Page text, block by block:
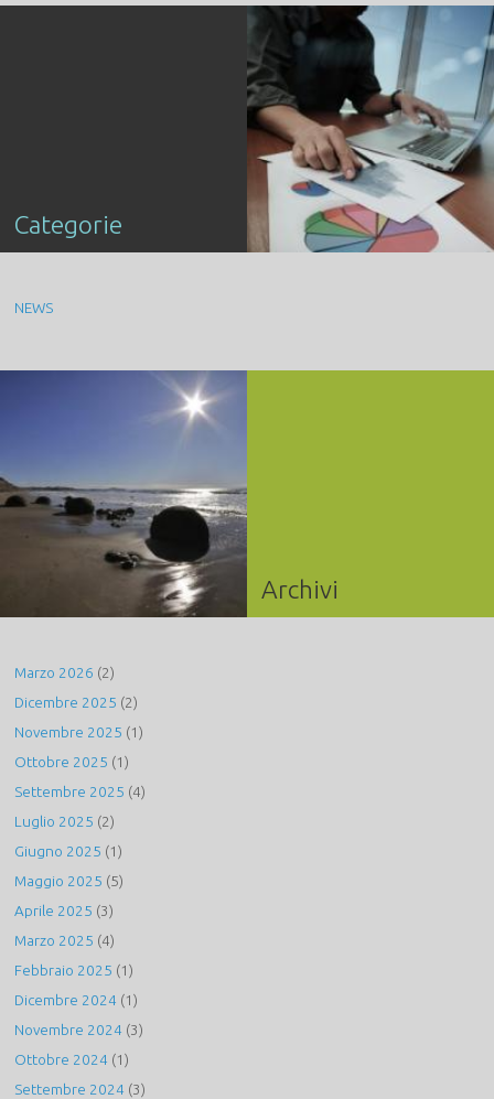
Categorie
NEWS
Archivi
Marzo 2026 (2)
Dicembre 2025 (2)
Novembre 2025 (1)
Ottobre 2025 (1)
Settembre 2025 (4)
Luglio 2025 (2)
Giugno 2025 (1)
Maggio 2025 (5)
Aprile 2025 (3)
Marzo 2025 (4)
Febbraio 2025 (1)
Dicembre 2024 (1)
Novembre 2024 (3)
Ottobre 2024 (1)
Settembre 2024 (3)